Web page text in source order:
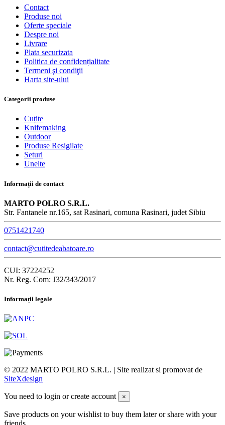
Contact
Produse noi
Oferte speciale
Despre noi
Livrare
Plata securizata
Politica de confidențialitate
Termeni şi condiţii
Harta site-ului
Categorii produse
Cuțite
Knifemaking
Outdoor
Produse Resigilate
Seturi
Unelte
Informații de contact
MARTO POLRO S.R.L.
Str. Fantanele nr.165, sat Rasinari, comuna Rasinari, judet Sibiu
0751421740
contact@cutitedeabatoare.ro
CUI: 37224252
Nr. Reg. Com: J32/343/2017
Informații legale
© 2022 MARTO POLRO S.R.L. | Site realizat si promovat de
SiteXdesign
You need to login or create account ×
Save products on your wishlist to buy them later or share with your